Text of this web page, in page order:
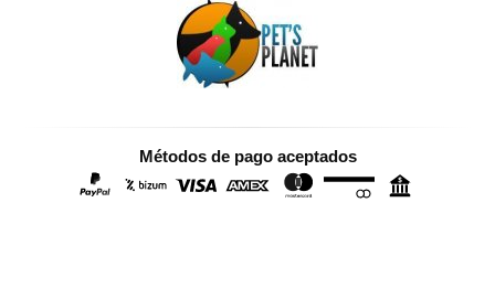
Métodos de pago aceptados